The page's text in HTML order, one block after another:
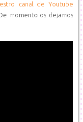
canal de Youtube
momento os dejamos